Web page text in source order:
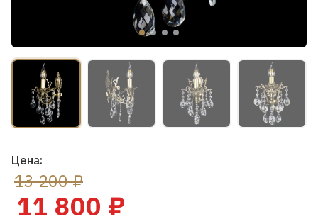
Цена:
13 200 ₽
11 800 ₽